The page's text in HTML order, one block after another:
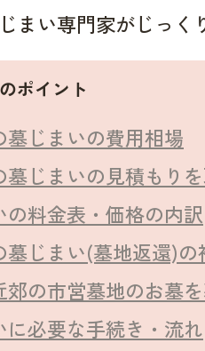
まい専門家がじっく
ポイント
墓じまいの費用相場
墓じまいの見積もり
の料金表・価格の内訳
墓じまい(墓地返還)の
郊の市営墓地のお墓
に必要な手続き・流れ